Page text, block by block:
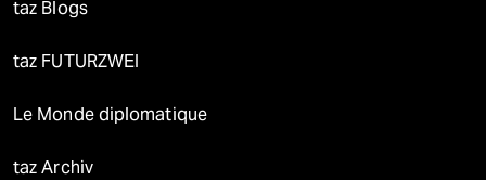
taz Blogs
taz FUTURZWEI
Le Monde diplomatique
taz Archiv